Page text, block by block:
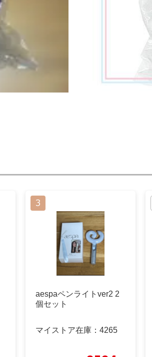
aespaペンライトver2 2
個セット
マイストア在庫： 4265